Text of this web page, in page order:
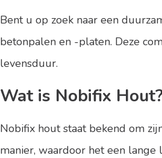
Bent u op zoek naar een
betonpalen en -platen. Deze
levensduur.
Wat is Nobifix
Nobifix hout staat bekend om
manier, waardoor het een